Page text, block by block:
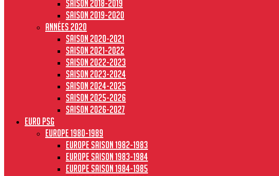
Saison 2018-2019
Saison 2019-2020
Années 2020
Saison 2020-2021
Saison 2021-2022
Saison 2022-2023
Saison 2023-2024
Saison 2024-2025
Saison 2025-2026
Saison 2026-2027
Euro PSG
Europe 1980-1989
Europe saison 1982-1983
Europe Saison 1983-1984
Europe saison 1984-1985